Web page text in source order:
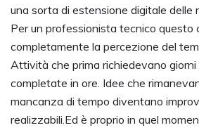
una sorta di estensione digitale delle
Per un professionista tecnico questo
completamente la percezione del
Attività che prima richiedevano
completate in ore. Idee che
mancanza di tempo diventano
realizzabili.Ed è proprio in quel